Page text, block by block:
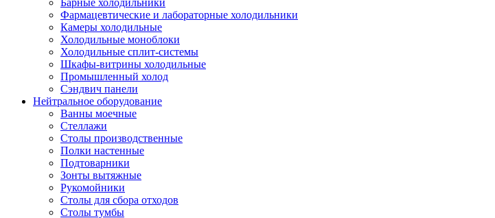
Барные холодильники
Фармацевтические и лабораторные холодильники
Камеры холодильные
Холодильные моноблоки
Холодильные сплит-системы
Шкафы-витрины холодильные
Промышленный холод
Сэндвич панели
Нейтральное оборудование
Ванны моечные
Стеллажи
Столы производственные
Полки настенные
Подтоварники
Зонты вытяжные
Рукомойники
Столы для сбора отходов
Столы тумбы